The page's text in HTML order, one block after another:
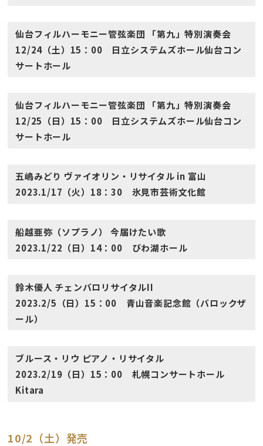
仙台フィルハーモニー管弦楽団 「第九」特別演奏会
12/24（土）15：00 日立システムズホール仙台コン
サートホール
仙台フィルハーモニー管弦楽団 「第九」特別演奏会
12/25（日）15：00 日立システムズホール仙台コン
サートホール
五嶋みどり ヴァイオリン・リサイタル in 富山
2023.1/17（火）18：30 氷見市芸術文化館
船越亜弥（ソプラノ） 今届けたい歌
2023.1/22（日）14：00 びわ湖ホール
鈴木優人 チェンバロリサイタルII
2023.2/5（日）15：00 青山音楽記念館（バロックザ
ール）
ブルース・リウ ピアノ・リサイタル
2023.2/19（日）15：00 札幌コンサートホール
Kitara
10/2（土）発売